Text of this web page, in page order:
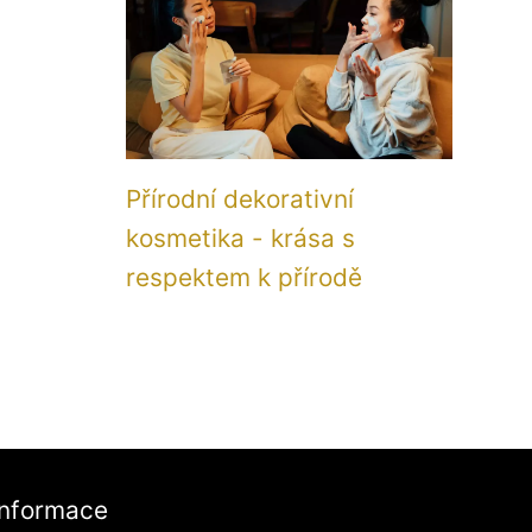
Přírodní dekorativní
kosmetika - krása s
respektem k přírodě